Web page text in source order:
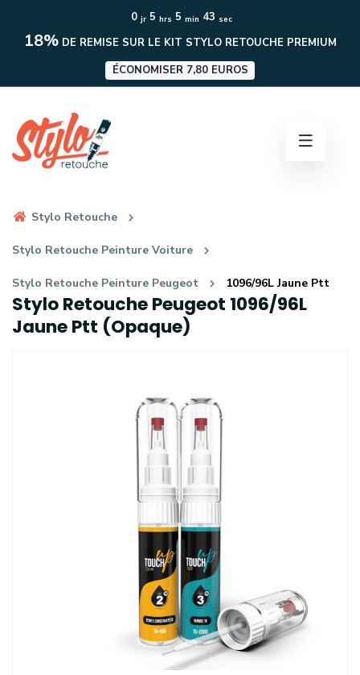
0 jr5 hrs 5 min 42 sec
18%DE REMISE SUR LE KIT STYLO RETOUCHE PREMIUM
ÉCONOMISER 7,80 EUROS
Stylo Retouche
Stylo Retouche Peinture Voiture
Stylo Retouche Peinture Peugeot 1096/96L Jaune Ptt
Stylo Retouche Peugeot 1096/96L
Jaune Ptt (Opaque)